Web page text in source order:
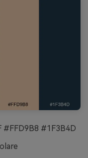
#FFD9B8 #1F3B4D